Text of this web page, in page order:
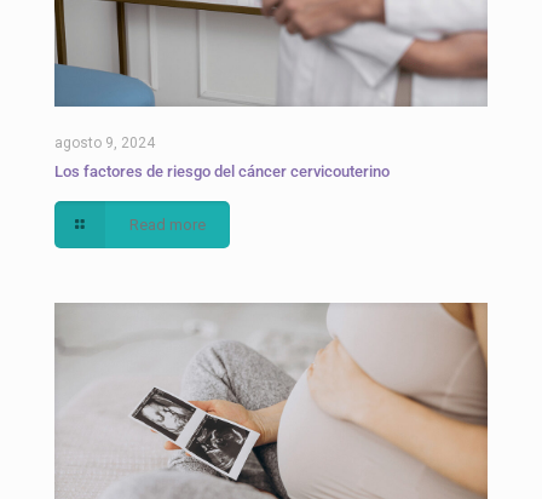
agosto 9, 2024
Los factores de riesgo del cáncer cervicouterino
Read more